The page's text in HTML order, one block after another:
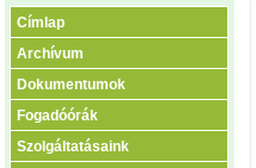
Címlap
Archívum
Dokumentumok
Fogadóórák
Szolgáltatásaink